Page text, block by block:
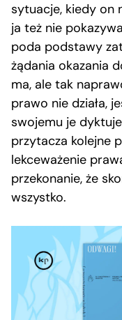
sytuacje, kiedy on
ja też nie
poda podstawy
żądania okazania
ma, ale tak
prawo nie działa,
swojemu je
przytacza kolejne
lekceważenie
przekonanie, że
wszystko.